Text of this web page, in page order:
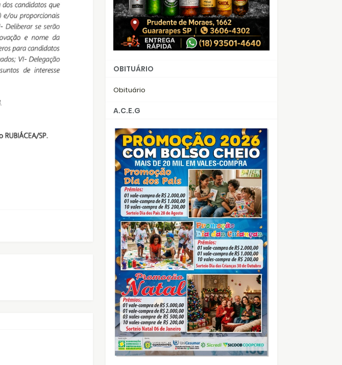
OBITUÁRIO
Obituário
A.C.E.G